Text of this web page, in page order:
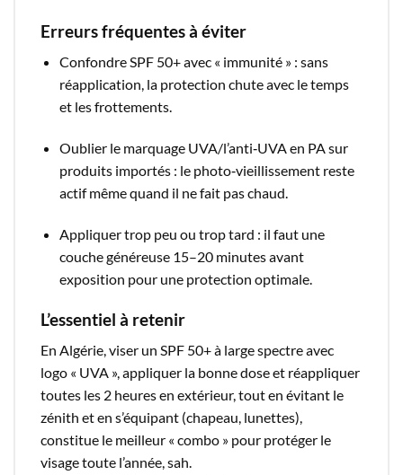
Erreurs fréquentes à éviter
Confondre SPF 50+ avec « immunité » : sans
réapplication, la protection chute avec le temps
et les frottements.​
Oublier le marquage UVA/l’anti‑UVA en PA sur
produits importés : le photo‑vieillissement reste
actif même quand il ne fait pas chaud.​
Appliquer trop peu ou trop tard : il faut une
couche généreuse 15–20 minutes avant
exposition pour une protection optimale.​
L’essentiel à retenir
En Algérie, viser un SPF 50+ à large spectre avec
logo « UVA », appliquer la bonne dose et réappliquer
toutes les 2 heures en extérieur, tout en évitant le
zénith et en s’équipant (chapeau, lunettes),
constitue le meilleur « combo » pour protéger le
visage toute l’année, sah.​